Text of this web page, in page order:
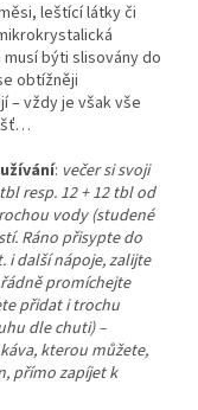
leštící látky či
býti slisovány do
obtížněji
– vždy je však vše
užívání: večer si svoji
resp. 12 + 12 tbl od
vody (studené
Ráno přisypte do
i další nápoje, zalijte
promíchejte
přidat i trochu
dle chuti) –
kterou můžete,
přímo zapíjet k